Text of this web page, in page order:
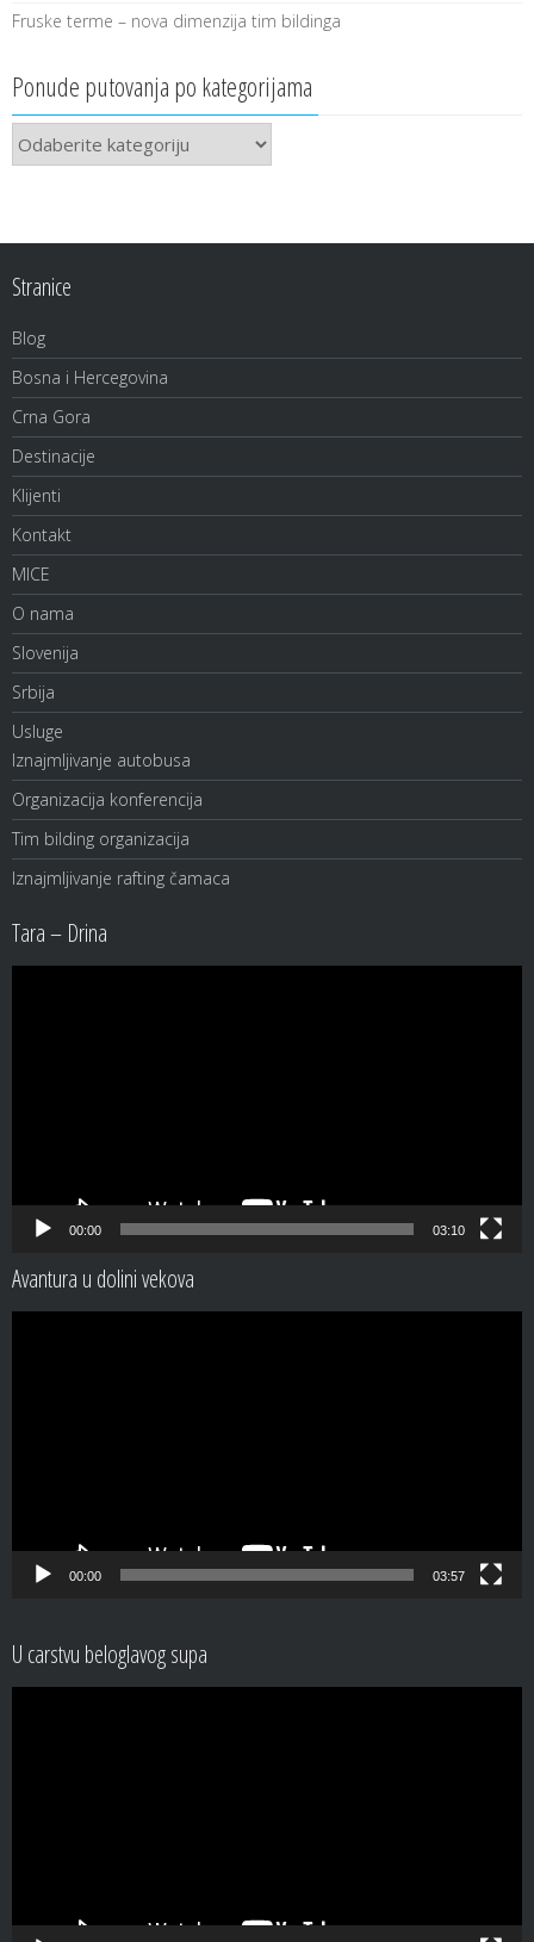
Fruske terme – nova dimenzija tim bildinga
Ponude putovanja po kategorijama
Ponude
putovanja
Stranice
Blog
Bosna i Hercegovina
Crna Gora
Destinacije
Klijenti
Kontakt
MICE
O nama
Slovenija
Srbija
Usluge
Iznajmljivanje autobusa
Organizacija konferencija
Tim bilding organizacija
Iznajmljivanje rafting čamaca
Tara – Drina
00:00 03:10
Avantura u dolini vekova
00:00 03:57
U carstvu beloglavog supa